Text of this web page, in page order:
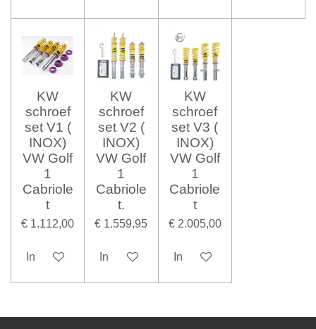
KW
schroef
set V1 (
INOX)
VW Golf
1
Cabriole
t
€ 1.112,00
In winkelwagen
KW
schroef
set V2 (
INOX)
VW Golf
1
Cabriole
t.
€ 1.559,95
In winkelwagen
KW
schroef
set V3 (
INOX)
VW Golf
1
Cabriole
t
€ 2.005,00
In winkelwagen